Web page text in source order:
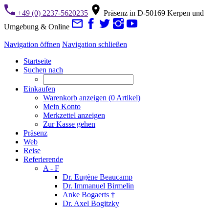
+49 (0) 2237-5620235
Präsenz in D-50169 Kerpen und
Umgebung & Online
Navigation öffnen Navigation schließen
Startseite
Suchen nach
Einkaufen
Warenkorb anzeigen (0 Artikel)
Mein Konto
Merkzettel anzeigen
Zur Kasse gehen
Präsenz
Web
Reise
Referierende
A - F
Dr. Eugène Beaucamp
Dr. Immanuel Birmelin
Anke Bogaerts †
Dr. Axel Bogitzky